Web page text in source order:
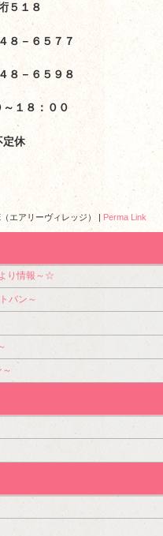
５１８
８－６５７７
８－６５９８
１８：００
定休
エアリーヴィレッジ） | Perma Link
り情報～☆
バン～